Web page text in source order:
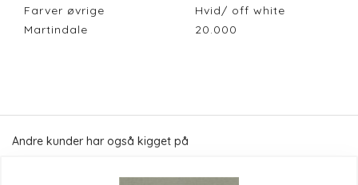
Farver øvrige
Hvid/ off white
Martindale
20.000
Andre kunder har også kigget på